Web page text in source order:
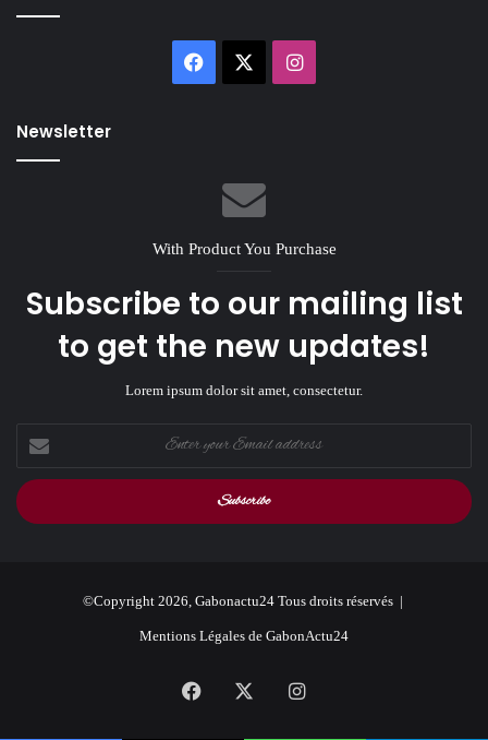
Facebook Instagram
Newsletter
With Product You Purchase
Subscribe to our mailing list
to get the new updates!
Lorem ipsum dolor sit amet, consectetur.
your
Email
address
©Copyright 2026, Gabonactu24 Tous droits réservés |
Mentions Légales de GabonActu24
Facebook Instagram